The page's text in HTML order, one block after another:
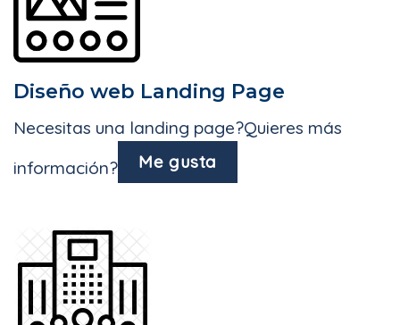
Diseño web Landing Page
Necesitas una landing page?Quieres más
información?
Me gusta